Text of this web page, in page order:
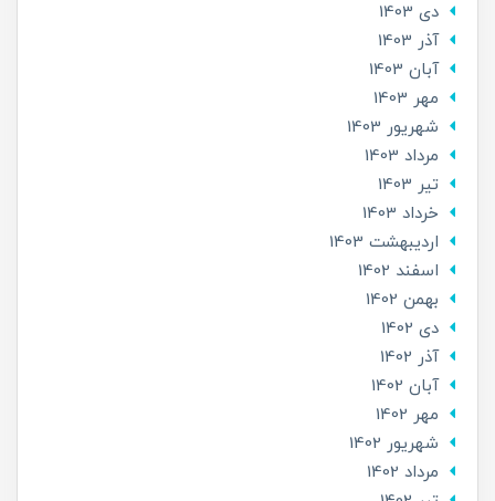
دی 1403
آذر 1403
آبان 1403
مهر 1403
شهریور 1403
مرداد 1403
تير 1403
خرداد 1403
ارديبهشت 1403
اسفند 1402
بهمن 1402
دی 1402
آذر 1402
آبان 1402
مهر 1402
شهریور 1402
مرداد 1402